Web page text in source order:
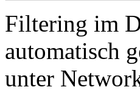
Filtering im
automatisch
unter